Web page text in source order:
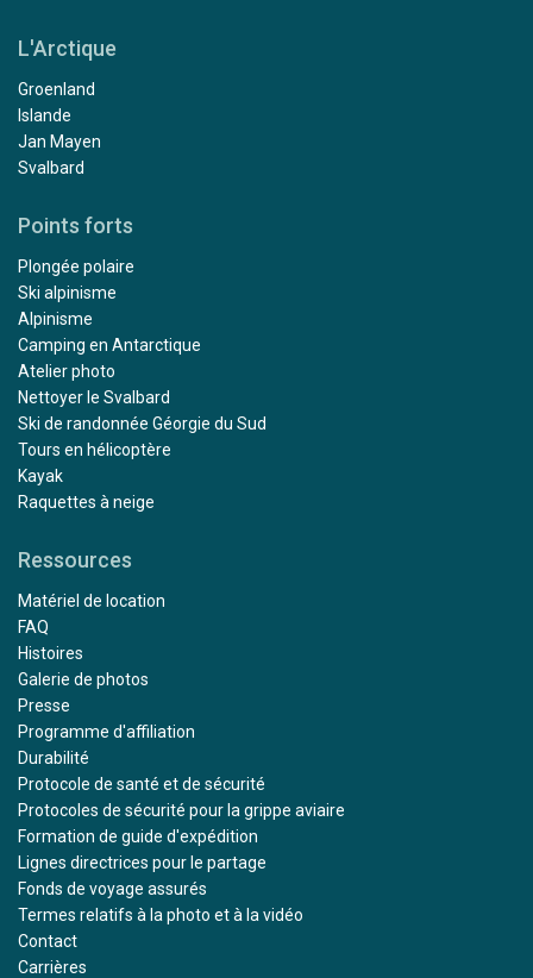
L'Arctique
Groenland
Islande
Jan Mayen
Svalbard
Points forts
Plongée polaire
Ski alpinisme
Alpinisme
Camping en Antarctique
Atelier photo
Nettoyer le Svalbard
Ski de randonnée Géorgie du Sud
Tours en hélicoptère
Kayak
Raquettes à neige
Ressources
Matériel de location
FAQ
Histoires
Galerie de photos
Presse
Programme d'affiliation
Durabilité
Protocole de santé et de sécurité
Protocoles de sécurité pour la grippe aviaire
Formation de guide d'expédition
Lignes directrices pour le partage
Fonds de voyage assurés
Termes relatifs à la photo et à la vidéo
Contact
Carrières